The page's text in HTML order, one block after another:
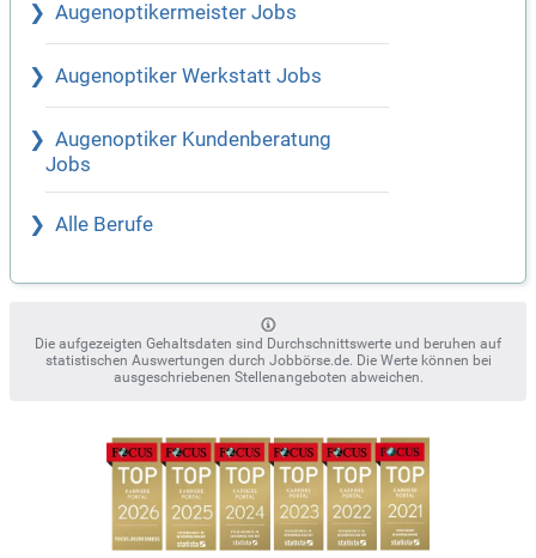
Augenoptikermeister Jobs
Augenoptiker Werkstatt Jobs
Augenoptiker Kundenberatung
Jobs
Alle Berufe
Die aufgezeigten Gehaltsdaten sind Durchschnittswerte und beruhen auf
statistischen Auswertungen durch Jobbörse.de. Die Werte können bei
ausgeschriebenen Stellenangeboten abweichen.